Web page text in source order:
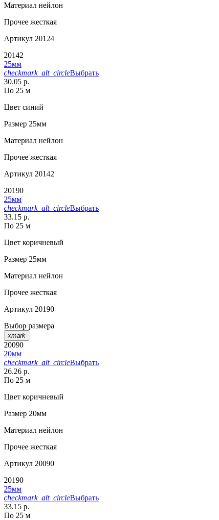
Материал нейлон
Прочее жесткая
Артикул 20124
20142
25мм
checkmark_alt_circleВыбрать
30.05 р.
По 25 м
Цвет синий
Размер 25мм
Материал нейлон
Прочее жесткая
Артикул 20142
20190
25мм
checkmark_alt_circleВыбрать
33.15 р.
По 25 м
Цвет коричневый
Размер 25мм
Материал нейлон
Прочее жесткая
Артикул 20190
Выбор размера
xmark
20090
20мм
checkmark_alt_circleВыбрать
26.26 р.
По 25 м
Цвет коричневый
Размер 20мм
Материал нейлон
Прочее жесткая
Артикул 20090
20190
25мм
checkmark_alt_circleВыбрать
33.15 р.
По 25 м